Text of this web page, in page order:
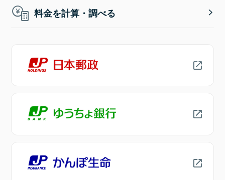
料金を計算・調べる